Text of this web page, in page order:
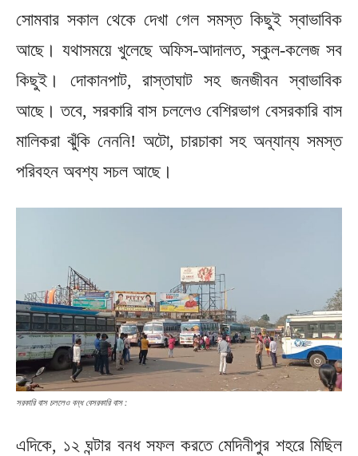
সোমবার সকাল থেকে দেখা গেল সমস্ত কিছুই স্বাভাবিক
আছে। যথাসময়ে খুলেছে অফিস-আদালত, স্কুল-কলেজ সব
কিছুই। দোকানপাট, রাস্তাঘাট সহ জনজীবন স্বাভাবিক
আছে। তবে, সরকারি বাস চললেও বেশিরভাগ বেসরকারি বাস
মালিকরা ঝুঁকি নেননি! অটো, চারচাকা সহ অন্যান্য সমস্ত
পরিবহন অবশ্য সচল আছে।
সরকারি বাস চললেও বন্ধ বেসরকারি বাস :
এদিকে, ১২ ঘন্টার বনধ সফল করতে মেদিনীপুর শহরে মিছিল